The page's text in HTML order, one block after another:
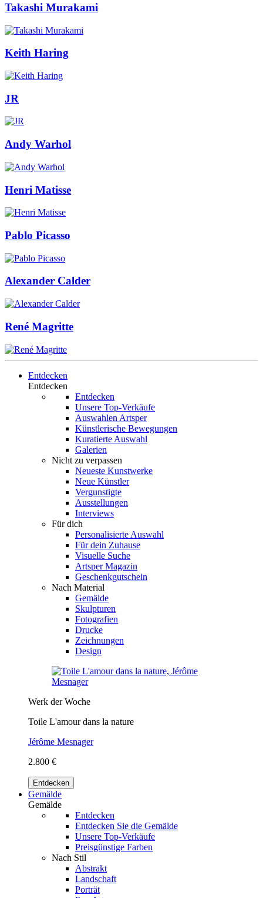
Takashi Murakami
Keith Haring
JR
Andy Warhol
Henri Matisse
Pablo Picasso
Alexander Calder
René Magritte
Entdecken
Entdecken
Entdecken
Unsere Top-Verkäufe
Auswahlen Artsper
Künstlerische Bewegungen
Kuratierte Auswahl
Galerien
Nicht zu verpassen
Neueste Kunstwerke
Neue Künstler
Vergunstigte
Ausstellungen
Interviews
Für dich
Personalisierte Auswahl
Für dein Zuhause
Visuelle Suche
Artsper Magazin
Geschenkgutschein
Nach Material
Gemälde
Skulpturen
Fotografien
Drucke
Zeichnungen
Design
Werk der Woche
Toile L'amour dans la nature
Jérôme Mesnager
2.800 €
Entdecken
Gemälde
Gemälde
Entdecken
Entdecken Sie die Gemälde
Unsere Top-Verkäufe
Preisgünstige Farben
Nach Stil
Abstrakt
Landschaft
Porträt